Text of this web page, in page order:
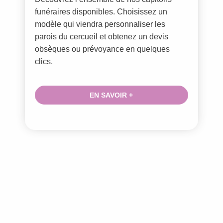
funéraires disponibles. Choisissez un
modèle qui viendra personnaliser les
parois du cercueil et obtenez un devis
obsèques ou prévoyance en quelques
clics.
EN SAVOIR +